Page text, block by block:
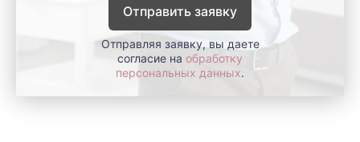
Отправить заявку
Отправляя заявку, вы даете
согласие на обработку
персональных данных.